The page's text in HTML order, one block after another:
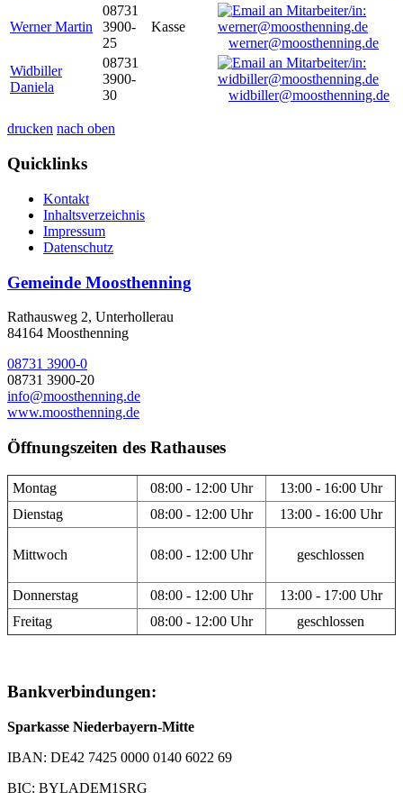
Werner Martin
08731
3900-
25
Kasse
werner@moosthenning.de
Widbiller
Daniela
08731
3900-
30
widbiller@moosthenning.de
drucken nach oben
Quicklinks
Kontakt
Inhaltsverzeichnis
Impressum
Datenschutz
Gemeinde Moosthenning
Rathausweg 2, Unterhollerau
84164 Moosthenning
08731 3900-0
08731 3900-20
info@moosthenning.de
www.moosthenning.de
Öffnungszeiten des Rathauses
Montag 08:00 - 12:00 Uhr
13:00 - 16:00 Uhr
Dienstag
08:00 - 12:00 Uhr 13:00 - 16:00 Uhr
Mittwoch 08:00 - 12:00 Uhr geschlossen
Donnerstag 08:00 - 12:00 Uhr
13:00 - 17:00 Uhr
Freitag
08:00 - 12:00 Uhr geschlossen
Bankverbindungen:
Sparkasse Niederbayern-Mitte
IBAN: DE42 7425 0000 0140 6022 69
BIC: BYLADEM1SRG